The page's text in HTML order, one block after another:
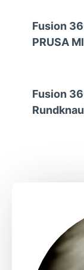
Fusion
PRUSA
Fusion